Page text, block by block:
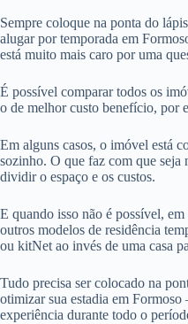
Sempre coloque na ponta do
alugar por temporada em
está muito mais caro por uma
É possível comparar todos os
o de melhor custo benefício, por
Em alguns casos, o imóvel está
sozinho. O que faz com que seja
dividir o espaço e os custos.
E quando isso não é possível,
outros modelos de residência
ou kitNet ao invés de uma casa
Tudo precisa ser colocado na
otimizar sua estadia em
experiência durante todo o